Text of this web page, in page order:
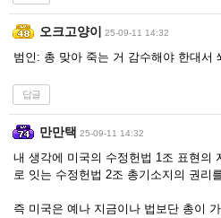
오크고양이 25-09-11 14:32
범인: 총 맞아 죽는 거 감수해야 한대서
답글
만만택 25-09-11 14:32
내 생각에 미국의 수정헌법 1조 표현의
로 잇는 수정헌법 2조 총기소지의 권리
즉 미국은 예나 지금이나 법보단 총이